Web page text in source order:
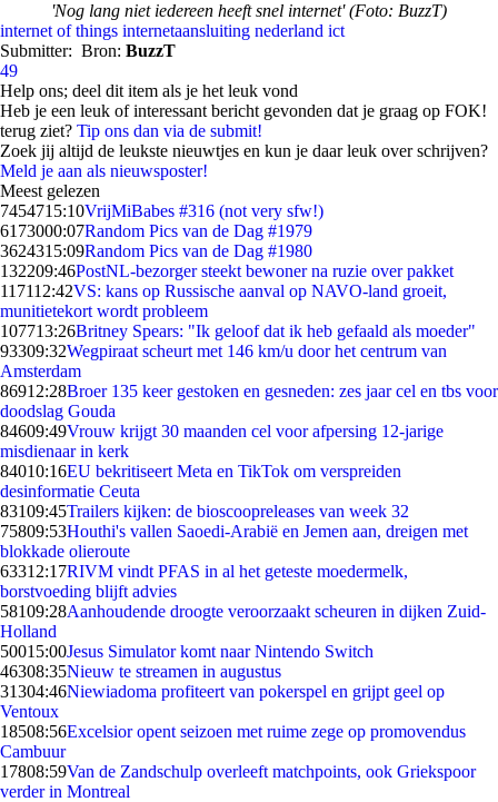
'Nog lang niet iedereen heeft snel internet' (Foto: BuzzT)
internet of things internetaansluiting nederland ict
Submitter: Bron: BuzzT
49
Help ons; deel dit item als je het leuk vond
Heb je een leuk of interessant bericht gevonden dat je graag op FOK!
terug ziet? Tip ons dan via de submit!
Zoek jij altijd de leukste nieuwtjes en kun je daar leuk over schrijven?
Meld je aan als nieuwsposter!
Meest gelezen
7454715:10VrijMiBabes #316 (not very sfw!)
6173000:07Random Pics van de Dag #1979
3624315:09Random Pics van de Dag #1980
132209:46PostNL-bezorger steekt bewoner na ruzie over pakket
117112:42VS: kans op Russische aanval op NAVO-land groeit,
munitietekort wordt probleem
107713:26Britney Spears: "Ik geloof dat ik heb gefaald als moeder"
93309:32Wegpiraat scheurt met 146 km/u door het centrum van
Amsterdam
86912:28Broer 135 keer gestoken en gesneden: zes jaar cel en tbs voor
doodslag Gouda
84609:49Vrouw krijgt 30 maanden cel voor afpersing 12-jarige
misdienaar in kerk
84010:16EU bekritiseert Meta en TikTok om verspreiden
desinformatie Ceuta
83109:45Trailers kijken: de bioscoopreleases van week 32
75809:53Houthi's vallen Saoedi-Arabië en Jemen aan, dreigen met
blokkade olieroute
63312:17RIVM vindt PFAS in al het geteste moedermelk,
borstvoeding blijft advies
58109:28Aanhoudende droogte veroorzaakt scheuren in dijken Zuid-
Holland
50015:00Jesus Simulator komt naar Nintendo Switch
46308:35Nieuw te streamen in augustus
31304:46Niewiadoma profiteert van pokerspel en grijpt geel op
Ventoux
18508:56Excelsior opent seizoen met ruime zege op promovendus
Cambuur
17808:59Van de Zandschulp overleeft matchpoints, ook Griekspoor
verder in Montreal